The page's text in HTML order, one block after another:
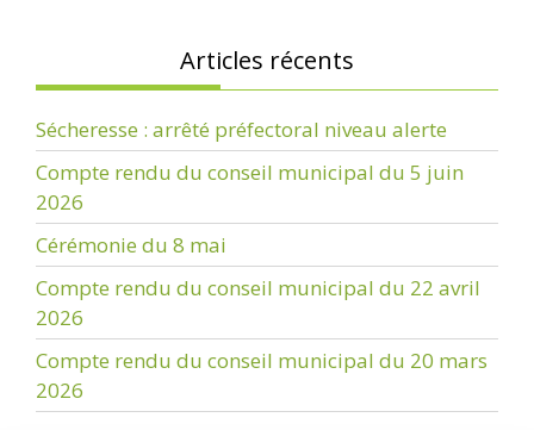
Articles récents
Sécheresse : arrêté préfectoral niveau alerte
Compte rendu du conseil municipal du 5 juin
2026
Cérémonie du 8 mai
Compte rendu du conseil municipal du 22 avril
2026
Compte rendu du conseil municipal du 20 mars
2026